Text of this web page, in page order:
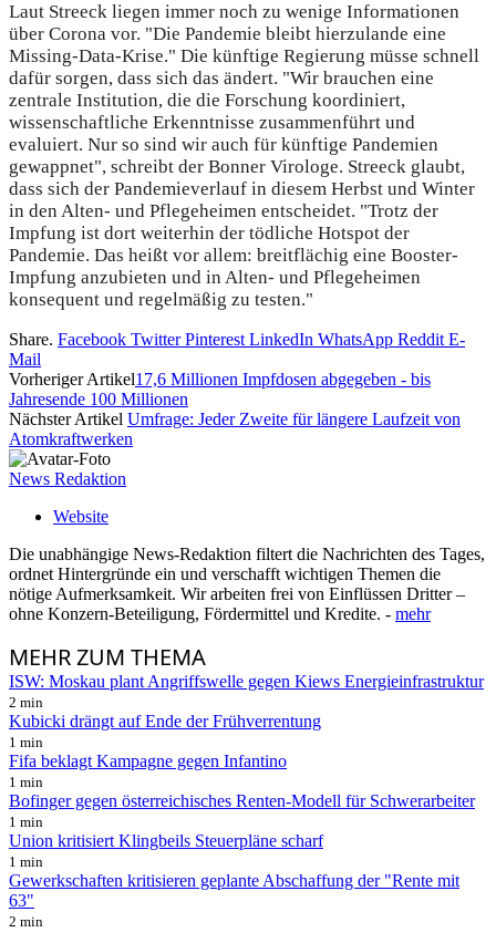
Laut Streeck liegen immer noch zu wenige Informationen
über Corona vor. "Die Pandemie bleibt hierzulande eine
Missing-Data-Krise." Die künftige Regierung müsse schnell
dafür sorgen, dass sich das ändert. "Wir brauchen eine
zentrale Institution, die die Forschung koordiniert,
wissenschaftliche Erkenntnisse zusammenführt und
evaluiert. Nur so sind wir auch für künftige Pandemien
gewappnet", schreibt der Bonner Virologe. Streeck glaubt,
dass sich der Pandemieverlauf in diesem Herbst und Winter
in den Alten- und Pflegeheimen entscheidet. "Trotz der
Impfung ist dort weiterhin der tödliche Hotspot der
Pandemie. Das heißt vor allem: breitflächig eine Booster-
Impfung anzubieten und in Alten- und Pflegeheimen
konsequent und regelmäßig zu testen."
Share. Facebook Twitter Pinterest LinkedIn WhatsApp Reddit E-
Mail
Vorheriger Artikel17,6 Millionen Impfdosen abgegeben - bis
Jahresende 100 Millionen
Nächster Artikel Umfrage: Jeder Zweite für längere Laufzeit von
Atomkraftwerken
News Redaktion
Website
Die unabhängige News-Redaktion filtert die Nachrichten des Tages,
ordnet Hintergründe ein und verschafft wichtigen Themen die
nötige Aufmerksamkeit. Wir arbeiten frei von Einflüssen Dritter –
ohne Konzern-Beteiligung, Fördermittel und Kredite. - mehr
MEHRZUM THEMA
ISW: Moskau plant Angriffswelle gegen Kiews Energieinfrastruktur
2 min
Kubicki drängt auf Ende der Frühverrentung
1 min
Fifa beklagt Kampagne gegen Infantino
1 min
Bofinger gegen österreichisches Renten-Modell für Schwerarbeiter
1 min
Union kritisiert Klingbeils Steuerpläne scharf
1 min
Gewerkschaften kritisieren geplante Abschaffung der "Rente mit
63"
2 min